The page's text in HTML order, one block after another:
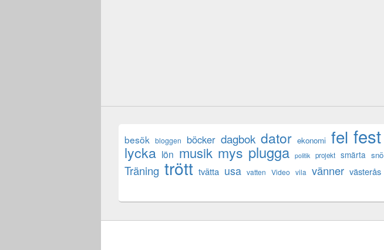
besök bloggen böcker dagbok dator ekonomi fel fest
lycka lön musik mys plugga politik projekt smärta snö
Träning trött tvätta usa vatten Video vila vänner västerås